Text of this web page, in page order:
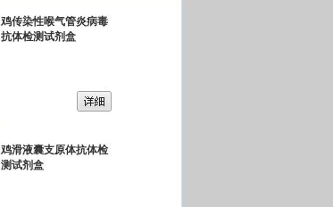
鸡传染性喉气管炎病毒
抗体检测试剂盒
鸡滑液囊支原体抗体检
测试剂盒